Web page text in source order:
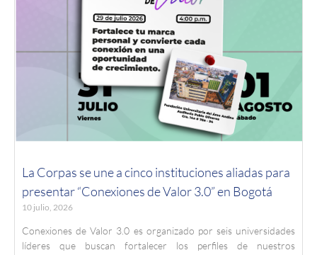
La Corpas se une a cinco instituciones aliadas para
presentar “Conexiones de Valor 3.0” en Bogotá
10 julio, 2026
Conexiones de Valor 3.0 es organizado por seis universidades
líderes que buscan fortalecer los perfiles de nuestros